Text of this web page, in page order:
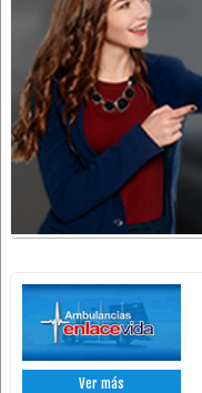
Ver más